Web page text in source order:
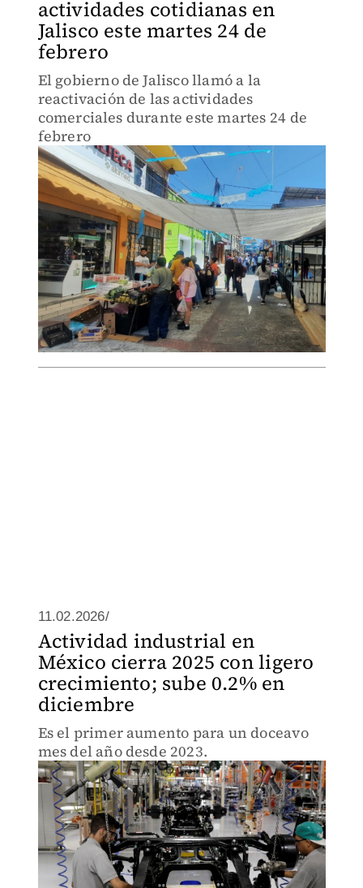
actividades cotidianas en
Jalisco este martes 24 de
febrero
El gobierno de Jalisco llamó a la
reactivación de las actividades
comerciales durante este martes 24 de
febrero
11.02.2026/
Actividad industrial en
México cierra 2025 con ligero
crecimiento; sube 0.2% en
diciembre
Es el primer aumento para un doceavo
mes del año desde 2023.